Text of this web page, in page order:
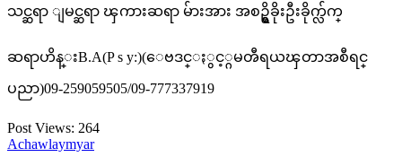
သင္ဆရာ ျမင္ဆရာ ၾကားဆရာ မ်ားအား အစဥ္ရွိခိုးဦးခိုက္လ်က္
ဆရာဟိန္းB.A(P s y:)(ေဗဒင္ႏွင့္ဂမၻီရယၾတာအစီရင္
ပညာ)09-259059505/09-777337919
Post Views: 264
Achawlaymyar